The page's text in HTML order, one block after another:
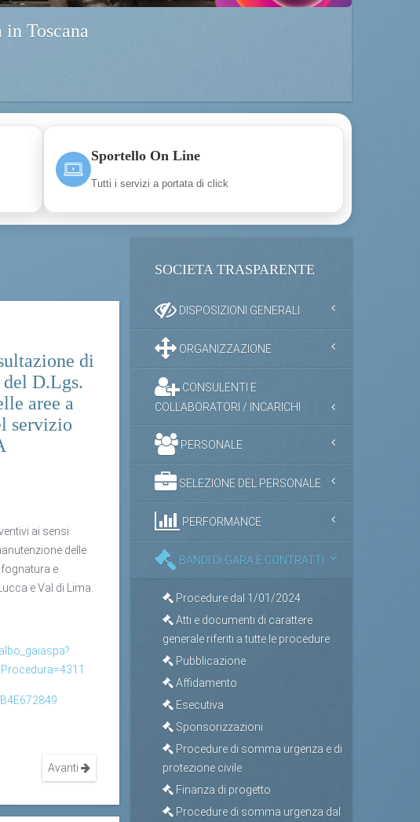
Toscana
Sportello On Line
Tutti i servizi a portata di click
di
D.Lgs.
aree a
servizio
ai sensi
delle
fognatura e
e Val di Lima.
Avanti
SOCIETA TRASPARENTE
DISPOSIZIONI GENERALI
ORGANIZZAZIONE
CONSULENTI E
COLLABORATORI / INCARICHI
PERSONALE
SELEZIONE DEL PERSONALE
PERFORMANCE
BANDI DI GARA E CONTRATTI
Procedure dal 1/01/2024
Atti e documenti di carattere
generale riferiti a tutte le procedure
Pubblicazione
Affidamento
Esecutiva
Sponsorizzazioni
Procedure di somma urgenza e di
protezione civile
Finanza di progetto
Procedure di somma urgenza dal